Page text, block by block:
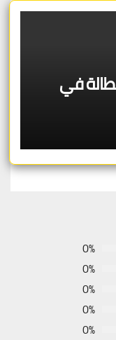
في
0%
0%
0%
0%
0%